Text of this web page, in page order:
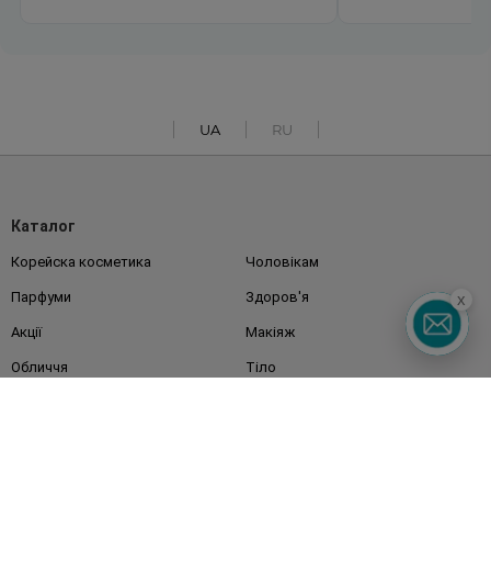
UA RU
Каталог
Корейска косметика Чоловікам
Парфуми Здоров'я
Акції Макіяж
Обличчя Тіло
x